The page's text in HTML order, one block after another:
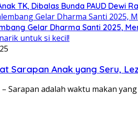
TK, Dibalas Bunda PAUD Dewi
Gelar Dharma Santi 2025,
Sarapan Anak yang Seru,
– Sarapan adalah waktu makan